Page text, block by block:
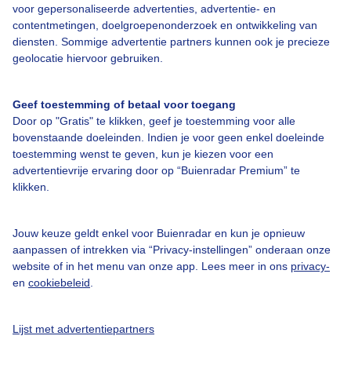
voor gepersonaliseerde advertenties, advertentie- en
contentmetingen, doelgroepenonderzoek en ontwikkeling van
diensten. Sommige advertentie partners kunnen ook je precieze
geolocatie hiervoor gebruiken.
Geef toestemming of betaal voor toegang
Door op "Gratis" te klikken, geef je toestemming voor alle
bovenstaande doeleinden. Indien je voor geen enkel doeleinde
toestemming wenst te geven, kun je kiezen voor een
advertentievrije ervaring door op “Buienradar Premium” te
klikken.
Jouw keuze geldt enkel voor Buienradar en kun je opnieuw
aanpassen of intrekken via “Privacy-instellingen” onderaan onze
website of in het menu van onze app. Lees meer in ons privacy-
en cookiebeleid
Lijst met advertentiepartners
Over Buienradar
Bedrijfsgegevens
Contact
Toegankelijkheid
Gebruikersvoorwaarden
Adverteren
Privacy beleid
Cookie beleid